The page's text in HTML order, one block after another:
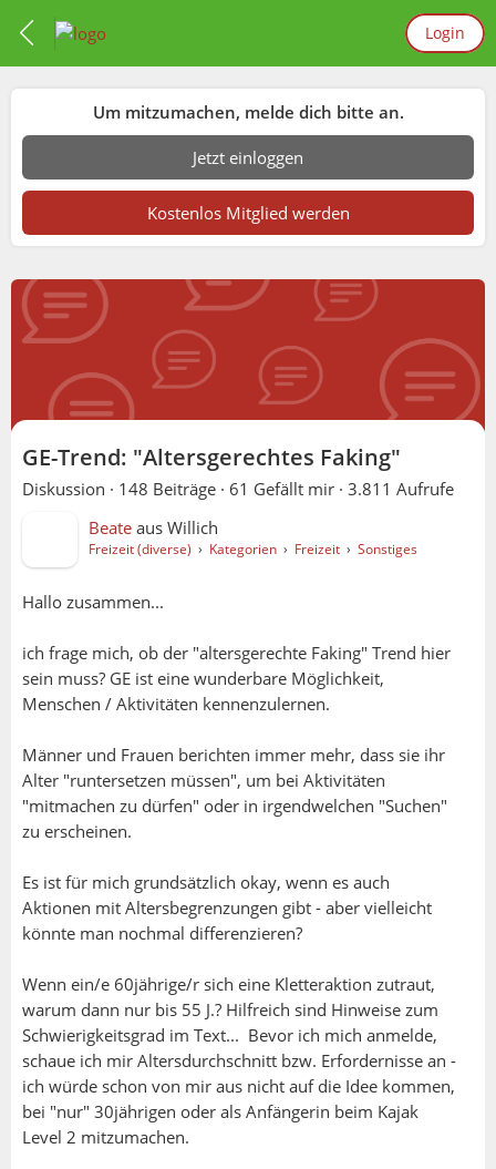
Login
Um mitzumachen, melde dich bitte an.
Jetzt einloggen
Kostenlos Mitglied werden
GE-Trend: "Altersgerechtes Faking"
Diskussion · 148 Beiträge · 61 Gefällt mir · 3.811 Aufrufe
Beate aus Willich
Freizeit (diverse) › Kategorien › Freizeit › Sonstiges
Hallo zusammen...
ich frage mich, ob der "altersgerechte Faking" Trend hier
sein muss? GE ist eine wunderbare Möglichkeit,
Menschen / Aktivitäten kennenzulernen.
Männer und Frauen berichten immer mehr, dass sie ihr
Alter "runtersetzen müssen", um bei Aktivitäten
"mitmachen zu dürfen" oder in irgendwelchen "Suchen"
zu erscheinen.
Es ist für mich grundsätzlich okay, wenn es auch
Aktionen mit Altersbegrenzungen gibt - aber vielleicht
könnte man nochmal differenzieren?
Wenn ein/e 60jährige/r sich eine Kletteraktion zutraut,
warum dann nur bis 55 J.? Hilfreich sind Hinweise zum
Schwierigkeitsgrad im Text... Bevor ich mich anmelde,
schaue ich mir Altersdurchschnitt bzw. Erfordernisse an -
ich würde schon von mir aus nicht auf die Idee kommen,
bei "nur" 30jährigen oder als Anfängerin beim Kajak
Level 2 mitzumachen.